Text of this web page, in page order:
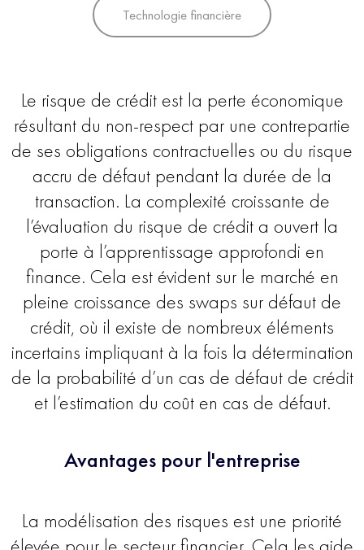
Technologie financière
Le risque de crédit est la perte économique
résultant du non-respect par une contrepartie
de ses obligations contractuelles ou du risque
accru de défaut pendant la durée de la
transaction. La complexité croissante de
l’évaluation du risque de crédit a ouvert la
porte à l’apprentissage approfondi en
finance. Cela est évident sur le marché en
pleine croissance des swaps sur défaut de
crédit, où il existe de nombreux éléments
incertains impliquant à la fois la détermination
de la probabilité d’un cas de défaut de crédit
et l’estimation du coût en cas de défaut.
Avantages pour l'entreprise
La modélisation des risques est une priorité